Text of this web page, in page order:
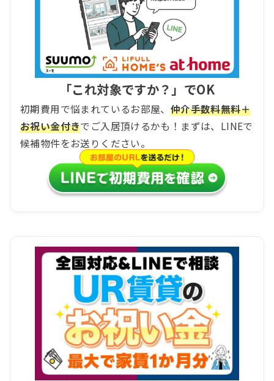
「これ対象ですか？」でOK
初期費用で悩まれているお部屋、 仲介手数料無料＋
お祝い金付きでご入居頂けるかも！まずは、LINEで
候補物件をお送りください。